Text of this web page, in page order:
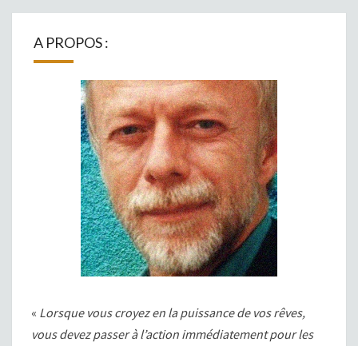
A PROPOS :
« Lorsque vous croyez en la puissance de vos rêves,
vous devez passer à l’action immédiatement pour les